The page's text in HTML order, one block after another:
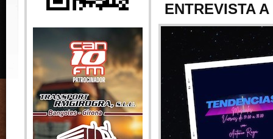
ENTREVISTA